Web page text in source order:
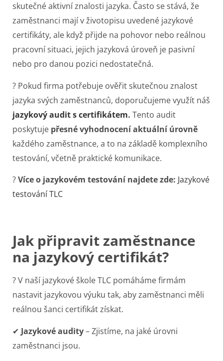
skutečné aktivní znalosti jazyka. Často se stává, že
zaměstnanci mají v životopisu uvedené jazykové
certifikáty, ale když přijde na pohovor nebo reálnou
pracovní situaci, jejich jazyková úroveň je pasivní
nebo pro danou pozici nedostatečná.
? Pokud firma potřebuje ověřit skutečnou znalost
jazyka svých zaměstnanců, doporučujeme využít náš
jazykový audit s certifikátem. Tento audit
poskytuje přesné vyhodnocení aktuální úrovně
každého zaměstnance, a to na základě komplexního
testování, včetně praktické komunikace.
?Více o jazykovém testování najdete zde: Jazykové
testování TLC
Jak připravit zaměstnance
na jazykový certifikát?
? V naší jazykové škole TLC pomáháme firmám
nastavit jazykovou výuku tak, aby zaměstnanci měli
reálnou šanci certifikát získat.
✔ Jazykové audity– Zjistíme, na jaké úrovni
zaměstnanci jsou.